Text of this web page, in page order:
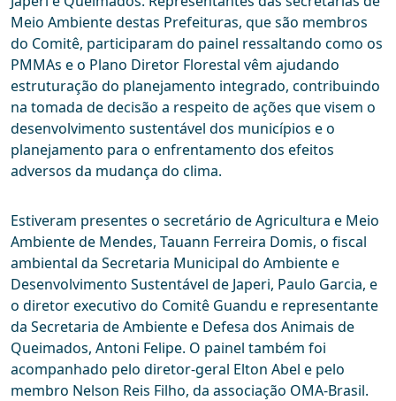
Meio Ambiente destas Prefeituras, que são membros
do Comitê, participaram do painel ressaltando como os
PMMAs e o Plano Diretor Florestal vêm ajudando
estruturação do planejamento integrado, contribuindo
na tomada de decisão a respeito de ações que visem o
desenvolvimento sustentável dos municípios e o
planejamento para o enfrentamento dos efeitos
adversos da mudança do clima.
Estiveram presentes o secretário de Agricultura e Meio
Ambiente de Mendes, Tauann Ferreira Domis, o fiscal
ambiental da Secretaria Municipal do Ambiente e
Desenvolvimento Sustentável de Japeri, Paulo Garcia, e
o diretor executivo do Comitê Guandu e representante
da Secretaria de Ambiente e Defesa dos Animais de
Queimados, Antoni Felipe. O painel também foi
acompanhado pelo diretor-geral Elton Abel e pelo
membro Nelson Reis Filho, da associação OMA-Brasil.